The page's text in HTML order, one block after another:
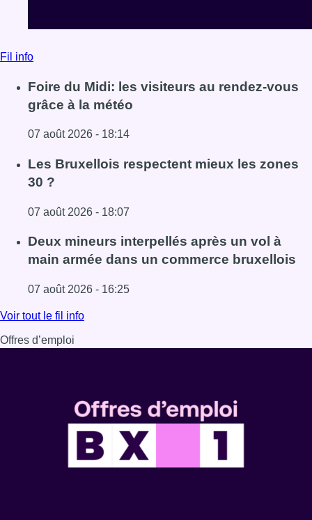
Fil info
Foire du Midi: les visiteurs au rendez-vous
grâce à la météo
07 août 2026 - 18:14
Lire l'article Foire du Midi: les visiteurs au rendez-vous
Les Bruxellois respectent mieux les zones
30 ?
07 août 2026 - 18:07
Lire l'article Les Bruxellois respectent mieux les zones 30
Deux mineurs interpellés après un vol à
main armée dans un commerce bruxellois
07 août 2026 - 16:25
Lire l'article Deux mineurs interpellés après un vol à
Voir tout le fil info
Offres d’emploi